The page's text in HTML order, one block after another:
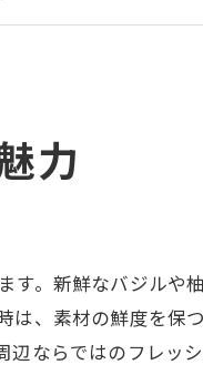
き出す選び方のコツ
を伝授
注意点まとめ
存テクニック
帰り方法の秘訣
い工夫を紹介
さ長持ち
力
。新鮮なバジルや
、素材の鮮度を保
ならではのフレッ